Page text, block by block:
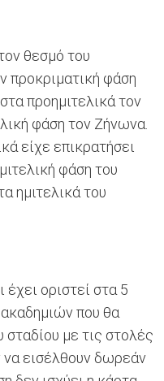
θεσμό του
προκριματική φάση
προημιτελικά τον
φάση τον Ζήνωνα.
είχε επικρατήσει
φάση του
ημιτελικά του
έχει οριστεί στα 5
που θα
με τις στολές
εισέλθουν δωρεάν